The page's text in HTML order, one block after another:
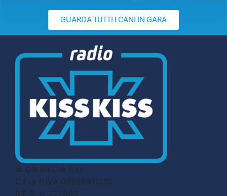
GUARDA TUTTI I CANI IN GARA
© CN MEDIA S.r.l.
C.F. e P.IVA 04998911210
R.E.A. n. 727803